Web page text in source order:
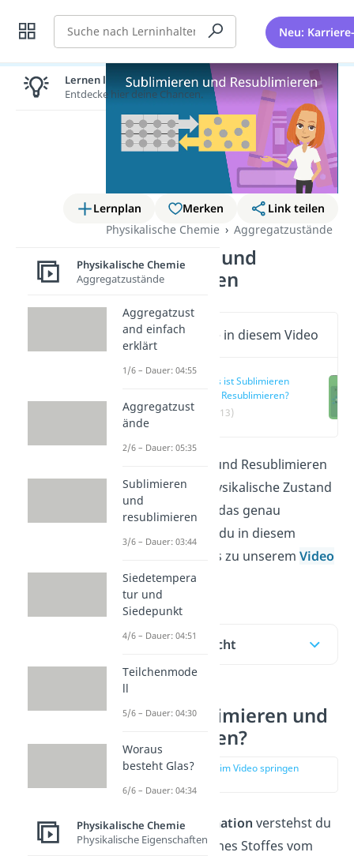
Suche Neu:
Lernplan Merken
Link teilen
Physikalische Chemie
Aggregatzustände
Sublimieren und
Resublimieren
Wichtige Inhalte in diesem Video
Was ist Sublimieren
und Resublimieren?
(00:13)
Beim Sublimieren und Resublimieren
ändert sich der physikalische Zustand
eines Stoffes. Was das genau
bedeutet, erfährst du in diesem
Beitrag. Hier geht’s zu unseremVideo
Inhaltsübersicht
Was ist Sublimieren und
Resublimieren?
zur Stelle im Video springen
Unter einerSublimation verstehst du
einen Übergang eines Stoffes vom
Lernen lohnt sich!
Entdecke hier deine Chancen.
Physikalische Chemie
Aggregatzustände
Aggregatzust
and einfach
erklärt
1/6 – Dauer: 04:55
Aggregatzust
ände
2/6 – Dauer: 05:35
Sublimieren
und
resublimieren
3/6 – Dauer: 03:44
Siedetempera
tur und
Siedepunkt
4/6 – Dauer: 04:51
Teilchenmode
ll
5/6 – Dauer: 04:30
Woraus
besteht Glas?
6/6 – Dauer: 04:34
Physikalische Chemie
Physikalische Eigenschaften